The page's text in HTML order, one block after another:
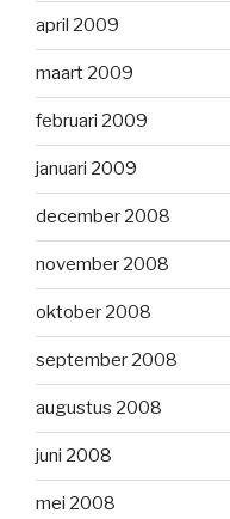
april 2009
maart 2009
februari 2009
januari 2009
december 2008
november 2008
oktober 2008
september 2008
augustus 2008
juni 2008
mei 2008